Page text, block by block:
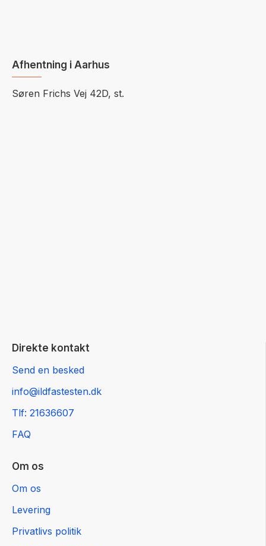
Afhentning i Aarhus
Søren Frichs Vej 42D, st.
Direkte kontakt
Send en besked
info@ildfastesten.dk
Tlf: 21636607
FAQ
Om os
Om os
Levering
Privatlivs politik